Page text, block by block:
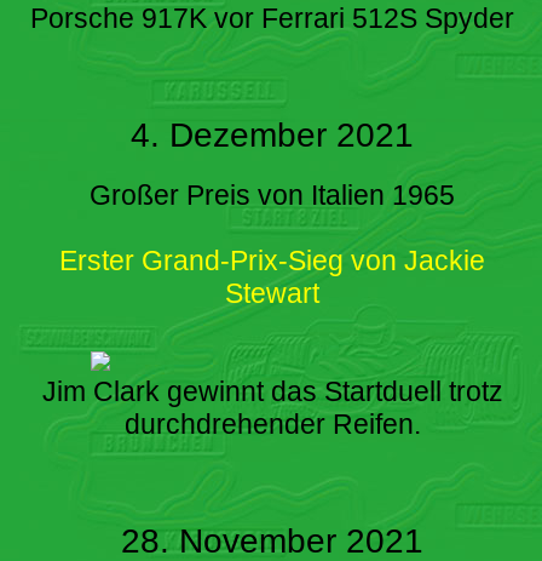
Porsche 917K vor Ferrari 512S Spyder
4. Dezember 2021
Großer Preis von Italien 1965
Erster Grand-Prix-Sieg von Jackie
Stewart
Jim Clark gewinnt das Startduell trotz
durchdrehender Reifen.
28. November 2021